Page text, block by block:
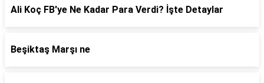
Ali Koç FB'ye Ne Kadar Para Verdi? İşte Detaylar
Beşiktaş Marşı ne